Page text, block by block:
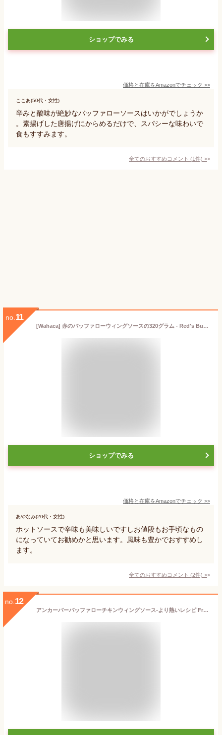
ショップでみる
価格と在庫をAmazonでチェック >>
ここあ(50代・女性)
辛みと酸味が絶妙なバッファローソースはいかがでしょうか
。素揚げした唐揚げにからめるだけで、スパシーな味わいで
食もすすみます。
全てのおすすめコメント (1件) >
no. 11
[Wahaca] 赤のバッファローウィングソースの320グラム - Red's Buffalo Wings Sauce 320g [並行輸入品]
ショップでみる
価格と在庫をAmazonでチェック >>
あやなみ(20代・女性)
ホットソースで辛味も美味しいですしお値段もお手頃なもの
になっていてお勧めかと思います。風味も豊かでおすすめし
ます。
全てのおすすめコメント (2件) >
no. 12
アンカーバーバッファローチキンウィングソース-より熱いレシピ Frank & Teressa's Anchor Bar Buffalo Chicken Wing Sauce - Hotter Recipe